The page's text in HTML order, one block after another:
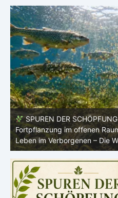
SPUREN DER
Panzer – Tarnung, Farbe und
Verborgenen – Die Welt der